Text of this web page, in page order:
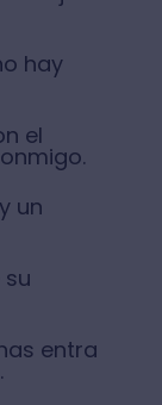
hay
el
un
entra